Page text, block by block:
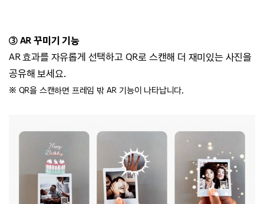
③ AR 꾸미기 기능
AR 효과를 자유롭게 선택하고 QR로 스캔해 더 재미있는 사진을
공유해 보세요.
※ QR을 스캔하면 프레임 밖 AR 기능이 나타납니다.